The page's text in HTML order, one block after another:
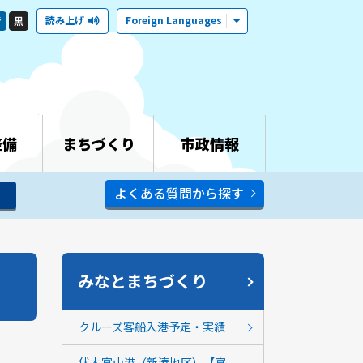
黒 読み上げ Foreign Languages
まちづくり 市政情報
よくある質問から探す
みなとまちづくり
クルーズ客船入港予定・実績